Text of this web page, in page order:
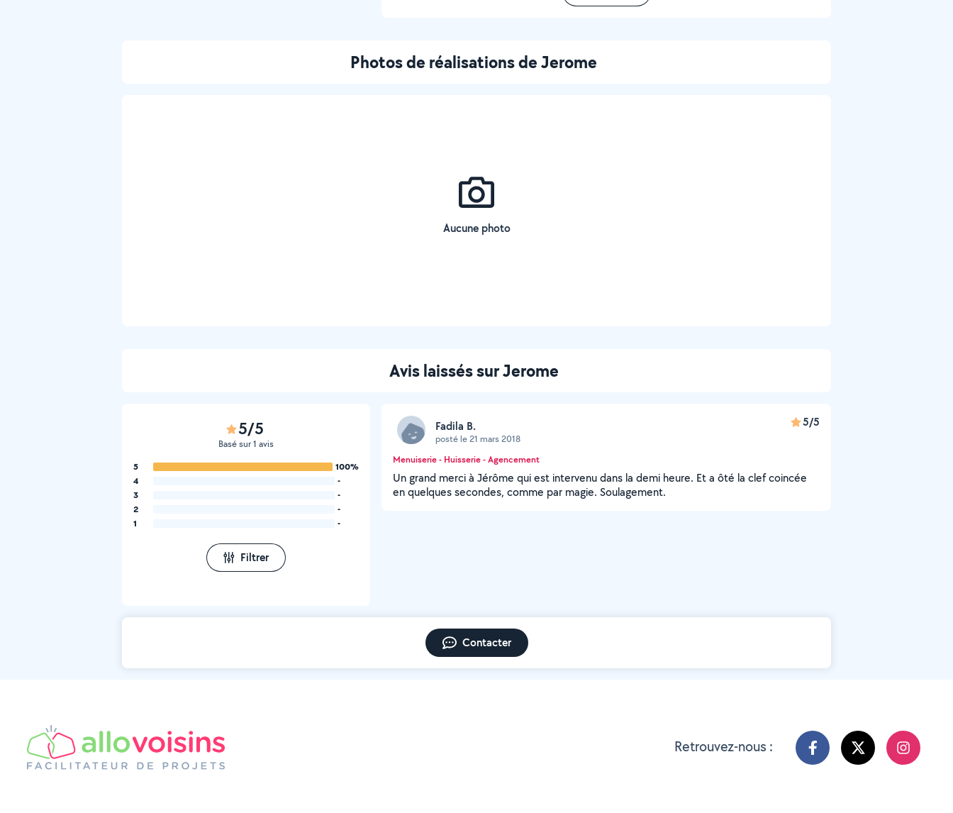
Photos de réalisations de Jerome
Aucune photo
Avis laissés sur Jerome
5/5
Basé sur 1 avis
5
100%
4
-
3
-
2
-
1
-
Filtrer
Fadila B.
posté le 21 mars 2018
5/5
Menuiserie - Huisserie - Agencement
Un grand merci à Jérôme qui est intervenu dans la demi heure. Et a ôté la clef coincée
en quelques secondes, comme par magie. Soulagement.
Contacter
Retrouvez-nous :